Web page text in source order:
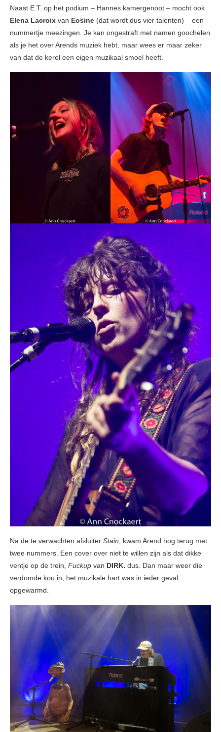
Naast E.T. op het podium – Hannes kamergenoot – mocht ook
Elena Lacroix van Eosine (dat wordt dus vier talenten) – een
nummertje meezingen. Je kan ongestraft met namen goochelen
als je het over Arends muziek hebt, maar wees er maar zeker
van dat de kerel een eigen muzikaal smoel heeft.
Na de te verwachten afsluiter Stain , kwam Arend nog terug met
twee nummers. Een cover over niet te willen zijn als dat dikke
ventje op de trein, Fuckup van DIRK. dus. Dan maar weer die
verdomde kou in, het muzikale hart was in ieder geval
opgewarmd.